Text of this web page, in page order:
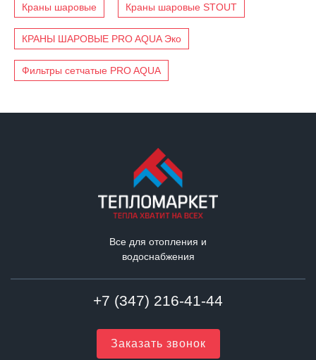
Краны шаровые Краны шаровые STOUT
КРАНЫ ШАРОВЫЕ PRO AQUA Эко
Фильтры сетчатые PRO AQUA
Все для отопления и
водоснабжения
+7 (347) 216-41-44
Заказать звонок